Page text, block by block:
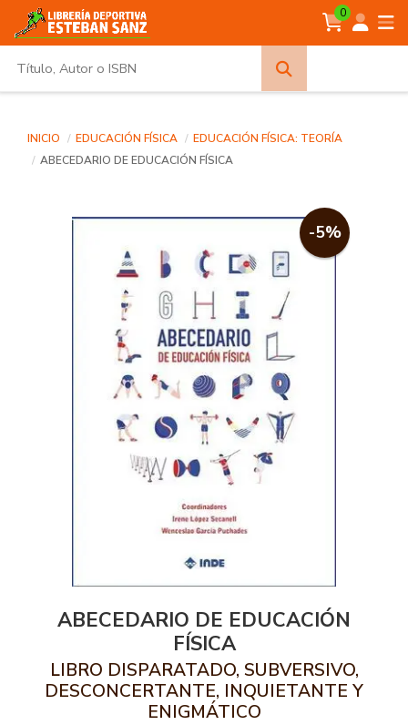
0
INICIO EDUCACIÓN FÍSICA
EDUCACIÓN FÍSICA: TEORÍA
ABECEDARIO DE EDUCACIÓN FÍSICA
-5%
ABECEDARIO DE EDUCACIÓN
FÍSICA
LIBRO DISPARATADO, SUBVERSIVO,
DESCONCERTANTE, INQUIETANTE Y
ENIGMÁTICO